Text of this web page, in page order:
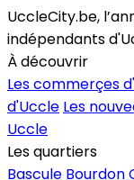
UccleCity.be,
indépendants
À découvrir
Les commerçes
d'Uccle Les
Uccle
Les quartiers
Bascule Bourdon